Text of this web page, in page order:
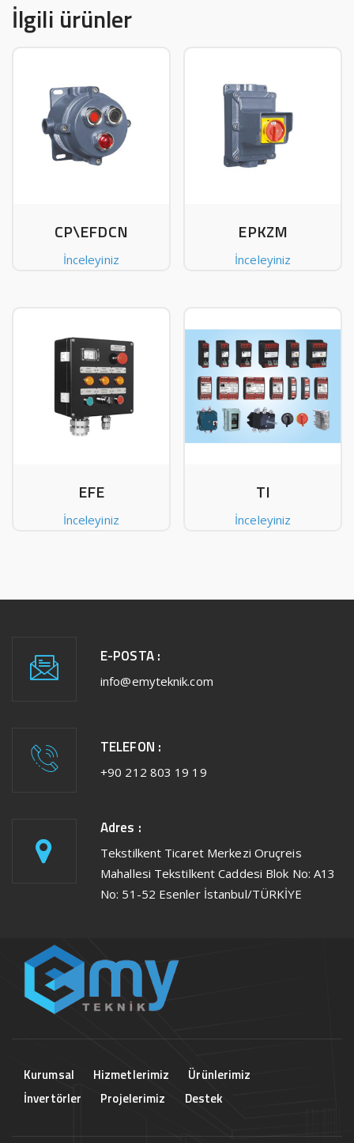
İlgili ürünler
CP\EFDCN
İnceleyiniz
EPKZM
İnceleyiniz
EFE
İnceleyiniz
TI
İnceleyiniz
E-POSTA :
info@emyteknik.com
TELEFON :
+90 212 803 19 19
Adres :
Tekstilkent Ticaret Merkezi Oruçreis
Mahallesi Tekstilkent Caddesi Blok No: A13
No: 51-52 Esenler İstanbul/TÜRKİYE
Kurumsal Hizmetlerimiz
Ürünlerimiz
İnvertörler
Projelerimiz Destek